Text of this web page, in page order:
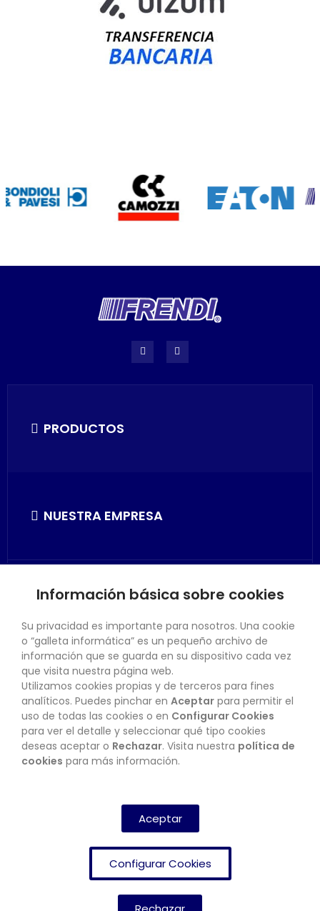
PRODUCTOS
NUESTRA EMPRESA
SU CUENTA
CONTACTO
BOLETÍN
Información básica sobre cookies
Su privacidad es importante para nosotros. Una cookie
o “galleta informática” es un pequeño archivo de
información que se guarda en su dispositivo cada vez
que visita nuestra página web.
Utilizamos cookies propias y de terceros para fines
analíticos. Puedes pinchar en Aceptar para permitir el
uso de todas las cookies o en Configurar Cookies
para ver el detalle y seleccionar qué tipo cookies
deseas aceptar o Rechazar. Visita nuestra política de
cookies para más información.
Aceptar
Configurar Cookies